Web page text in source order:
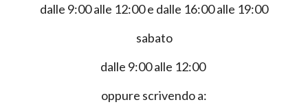
dalle 9:00 alle 12:00 e dalle 16:00 alle 19:00
sabato
dalle 9:00 alle 12:00
oppure scrivendo a: